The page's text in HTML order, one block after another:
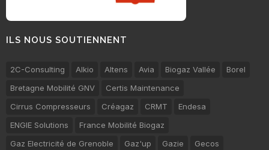
ILS NOUS SOUTIENNENT
2C-Consulting Alkio Altens Avia Biogaz Vallée
Borel
Bretagne Mobilité GNV
Certis Maintenance
Cirrus Compresseurs
Créagaz CRMT
Endesa
ENGIE Solutions
France Mobilité Biogaz
Gaz Electricité de Grenoble
Gaz'up Gazie
Gecos